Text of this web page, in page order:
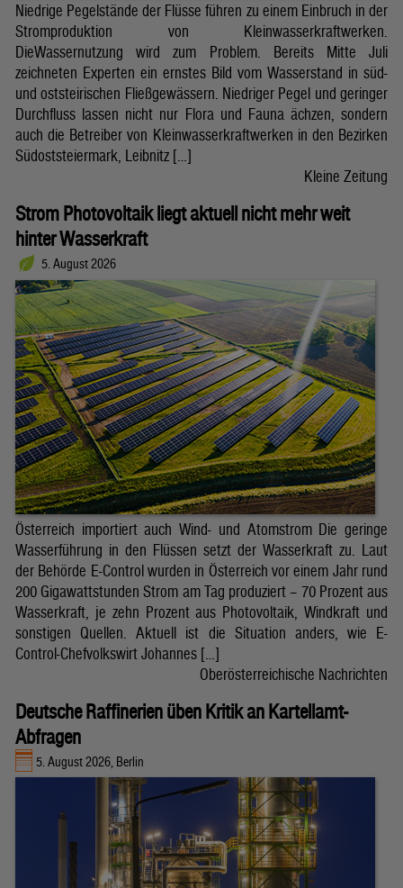
Niedrige Pegelstände der Flüsse führen zu einem Einbruch in der
Stromproduktion von Kleinwasserkraftwerken.
DieWassernutzung wird zum Problem. Bereits Mitte Juli
zeichneten Experten ein ernstes Bild vom Wasserstand in süd-
und oststeirischen Fließgewässern. Niedriger Pegel und geringer
Durchfluss lassen nicht nur Flora und Fauna ächzen, sondern
auch die Betreiber von Kleinwasserkraftwerken in den Bezirken
Südoststeiermark, Leibnitz […]
Kleine Zeitung
Strom Photovoltaik liegt aktuell nicht mehr weit
hinter Wasserkraft
5. August 2026
Österreich importiert auch Wind- und Atomstrom Die geringe
Wasserführung in den Flüssen setzt der Wasserkraft zu. Laut
der Behörde E-Control wurden in Österreich vor einem Jahr rund
200 Gigawattstunden Strom am Tag produziert – 70 Prozent aus
Wasserkraft, je zehn Prozent aus Photovoltaik, Windkraft und
sonstigen Quellen. Aktuell ist die Situation anders, wie E-
Control-Chefvolkswirt Johannes […]
Oberösterreichische Nachrichten
Deutsche Raffinerien üben Kritik an Kartellamt-
Abfragen
5. August 2026, Berlin